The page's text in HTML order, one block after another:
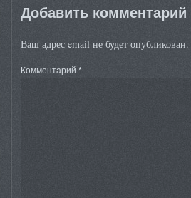
Добавить комментарий
Ваш адрес email не будет опубликован.
Комментарий *